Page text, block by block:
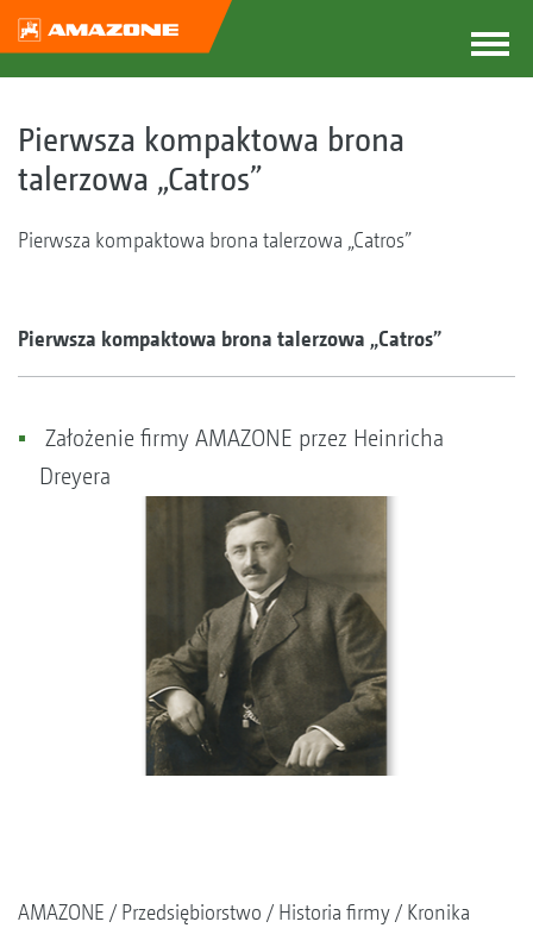
Pierwsza kompaktowa brona
talerzowa „Catros”
Pierwsza kompaktowa brona talerzowa „Catros”
Pierwsza kompaktowa brona talerzowa „Catros”
Założenie firmy AMAZONE przez Heinricha
Dreyera
AMAZONE Przedsiębiorstwo Historia firmy Kronika